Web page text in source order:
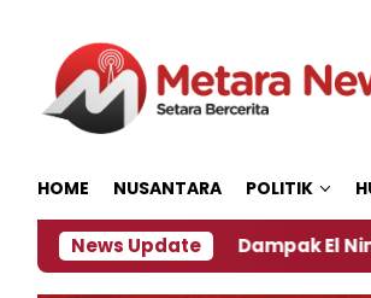
HOME NUSANTARA POLITIK
News UpdateDampak El Nino,